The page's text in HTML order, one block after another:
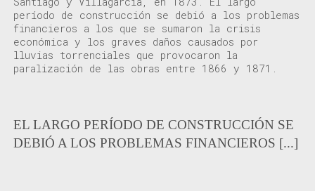
período de construcción se debió a los problemas
financieros a los que se sumaron la crisis
económica y los graves daños causados por
lluvias torrenciales que provocaron la
paralización de las obras entre 1866 y 1871 .
EL LARGO PERÍODO DE CONSTRUCCIÓN SE
DEBIÓ A LOS PROBLEMAS FINANCIEROS [...]